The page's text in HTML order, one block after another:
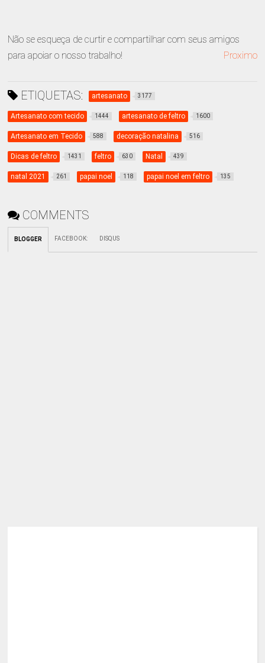
Não se esqueça de curtir e compartilhar com seus amigos
para apoiar o nosso trabalho!
Proximo
ETIQUETAS: artesanato 3177
Artesanato com tecido 1444 artesanato de feltro 1600
Artesanato em Tecido 588 decoração natalina 516
Dicas de feltro 1431 feltro 630 Natal 439
natal 2021 261 papai noel 118 papai noel em feltro 135
COMMENTS
BLOGGER FACEBOOK: DISQUS